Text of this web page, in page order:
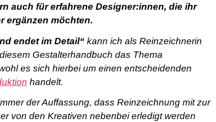
auch für erfahrene Designer:innen, die ihr
ergänzen möchten.
endet im Detail“ kann ich als Reinzeichnerin
Gestalterhandbuch das Thema
es sich hierbei um einen entscheidenden
handelt.
der Auffassung, dass Reinzeichnung mit zur
von den Kreativen nebenbei erledigt werden